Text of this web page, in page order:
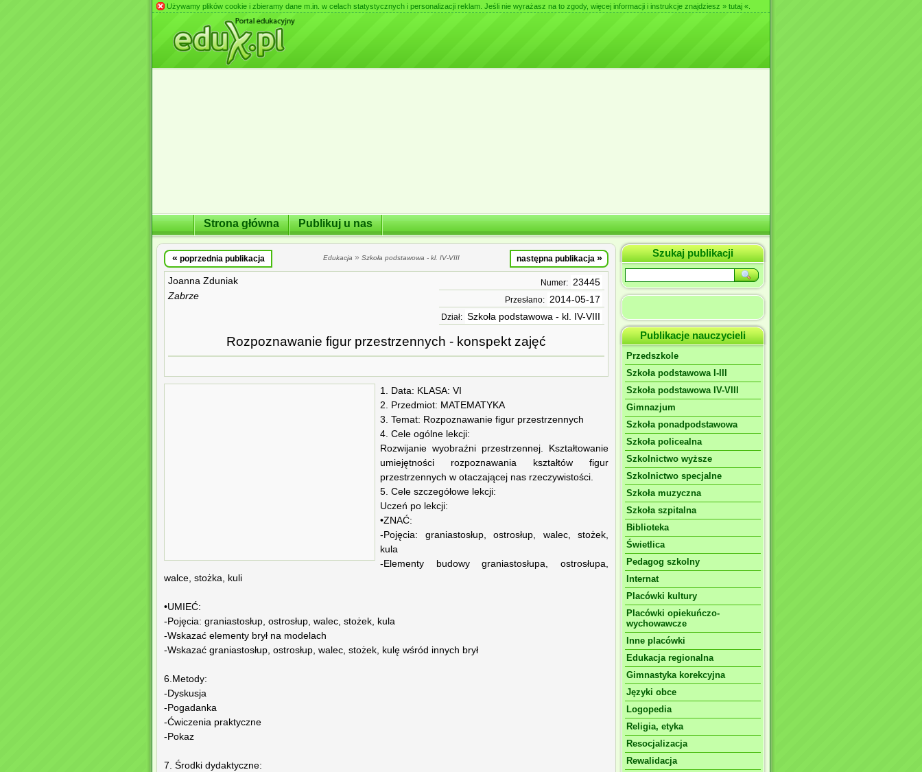
Używamy plików cookie i zbieramy dane m.in. w celach statystycznych i personalizacji reklam. Jeśli nie wyrażasz na to zgody, więcej informacji i instrukcje znajdziesz » tutaj «
Strona główna Publikuj u nas
« poprzednia publikacja Edukacja » Szkoła podstawowa - kl. IV-VIII następna publikacja »
Joanna Zduniak
Zabrze
Numer: 23445
Przesłano: 2014-05-17
Dział: Szkoła podstawowa - kl. IV-VIII
Rozpoznawanie figur przestrzennych - konspekt zajęć
1. Data: KLASA: VI
2. Przedmiot: MATEMATYKA
3. Temat: Rozpoznawanie figur przestrzennych
4. Cele ogólne lekcji:
Rozwijanie wyobraźni przestrzennej. Kształtowanie
umiejętności rozpoznawania kształtów figur
przestrzennych w otaczającej nas rzeczywistości.
5. Cele szczegółowe lekcji:
Uczeń po lekcji:
•ZNAĆ:
-Pojęcia: graniastosłup, ostrosłup, walec, stożek,
kula
-Elementy budowy graniastosłupa, ostrosłupa,
walce, stożka, kuli
•UMIEĆ:
-Pojęcia: graniastosłup, ostrosłup, walec, stożek, kula
-Wskazać elementy brył na modelach
-Wskazać graniastosłup, ostrosłup, walec, stożek, kulę wśród innych brył
6.Metody:
-Dyskusja
-Pogadanka
-Ćwiczenia praktyczne
-Pokaz
7. Środki dydaktyczne:
Szukaj publikacji
Publikacje nauczycieli
Przedszkole
Szkoła podstawowa I-III
Szkoła podstawowa IV-VIII
Gimnazjum
Szkoła ponadpodstawowa
Szkoła policealna
Szkolnictwo wyższe
Szkolnictwo specjalne
Szkoła muzyczna
Szkoła szpitalna
Biblioteka
Świetlica
Pedagog szkolny
Internat
Placówki kultury
Placówki opiekuńczo-
wychowawcze
Inne placówki
Edukacja regionalna
Gimnastyka korekcyjna
Języki obce
Logopedia
Religia, etyka
Resocjalizacja
Rewalidacja